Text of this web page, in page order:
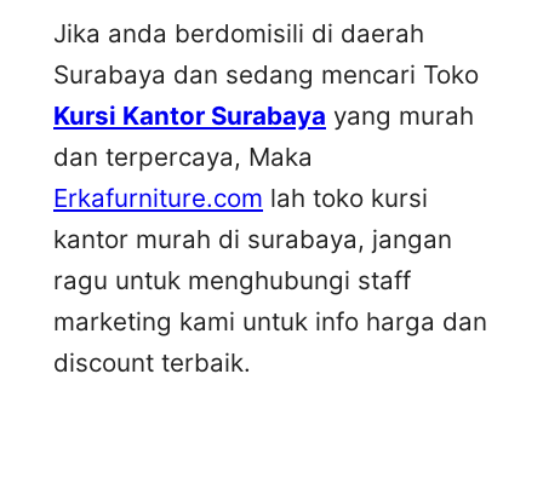
Jika anda berdomisili di daerah
Surabaya dan sedang mencari Toko
Kursi Kantor Surabaya yang murah
dan terpercaya, Maka
Erkafurniture.com lah toko kursi
kantor murah di surabaya, jangan
ragu untuk menghubungi staff
marketing kami untuk info harga dan
discount terbaik.